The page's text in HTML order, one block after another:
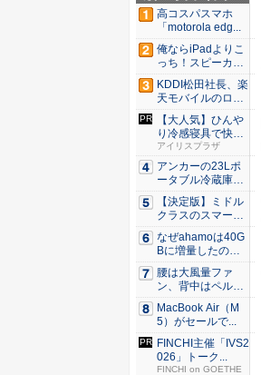
Office 2021 - Win11
搭載
高コスパスマホ
「motorola edg...
俺ならiPadよりこ
っち！スピーカー
9個...
KDDI松田社長、楽
天モバイルのロー
ミン...
【大人気】ひんや
り冷感寝具で快適
な睡眠を...
アイリスプラザ
アンカーの23Lポ
ータブル冷蔵庫が
Ama...
【決定版】ミドル
クラスのスマート
フォンの...
なぜahamoは40G
Bに増量したの
か ...
腰は大風量ファ
ン、背中はペルチ
ェ冷却。ダ...
MacBook Air（M
5）がセールで...
FINCHI主催「IVS2
026」トーク...
FINCHI on GOETHE